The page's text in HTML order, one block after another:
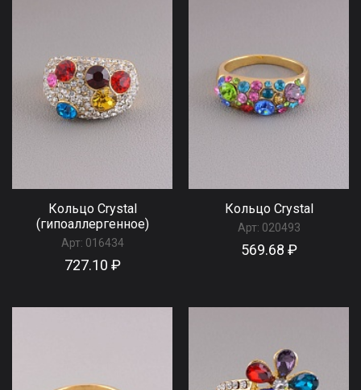
Кольцо Сrystal
(гипоаллергенное)
Арт: 016434
727.10 ₽
Кольцо Сrystal
Арт: 020493
569.68 ₽